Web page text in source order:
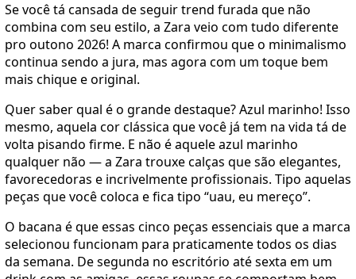
Se você tá cansada de seguir trend furada que não
combina com seu estilo, a Zara veio com tudo diferente
pro outono 2026! A marca confirmou que o minimalismo
continua sendo a jura, mas agora com um toque bem
mais chique e original.
Quer saber qual é o grande destaque? Azul marinho! Isso
mesmo, aquela cor clássica que você já tem na vida tá de
volta pisando firme. E não é aquele azul marinho
qualquer não — a Zara trouxe calças que são elegantes,
favorecedoras e incrivelmente profissionais. Tipo aquelas
peças que você coloca e fica tipo “uau, eu mereço”.
O bacana é que essas cinco peças essenciais que a marca
selecionou funcionam para praticamente todos os dias
da semana. De segunda no escritório até sexta em um